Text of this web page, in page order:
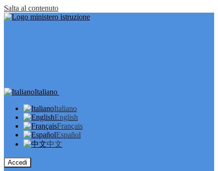
Salta al contenuto
Italiano
Italiano
English
Français
Español
中文
Accedi